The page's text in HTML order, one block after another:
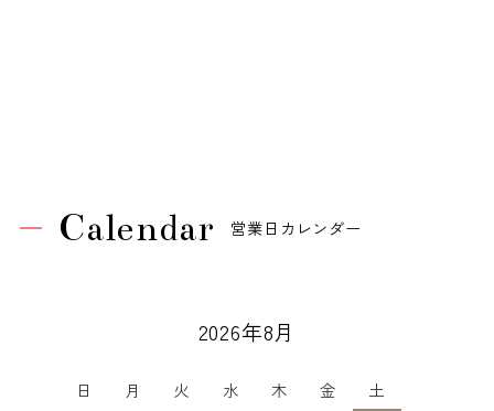
Calendar 営業日カレンダー
2026年8月
日 月 火 水 木 金
土